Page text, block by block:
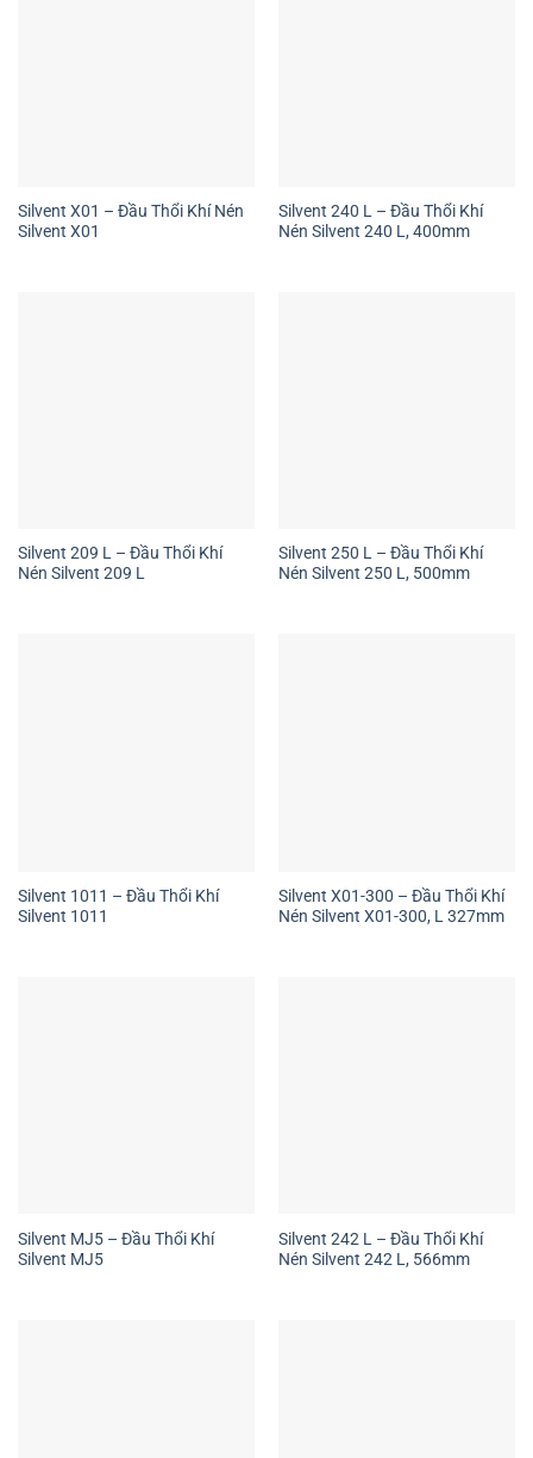
Silvent X01 – Đầu Thổi Khí Nén
Silvent X01
Silvent 240 L – Đầu Thổi Khí
Nén Silvent 240 L, 400mm
Silvent 209 L – Đầu Thổi Khí
Nén Silvent 209 L
Silvent 250 L – Đầu Thổi Khí
Nén Silvent 250 L, 500mm
Silvent 1011 – Đầu Thổi Khí
Silvent 1011
Silvent X01-300 – Đầu Thổi Khí
Nén Silvent X01-300, L 327mm
Silvent MJ5 – Đầu Thổi Khí
Silvent MJ5
Silvent 242 L – Đầu Thổi Khí
Nén Silvent 242 L, 566mm